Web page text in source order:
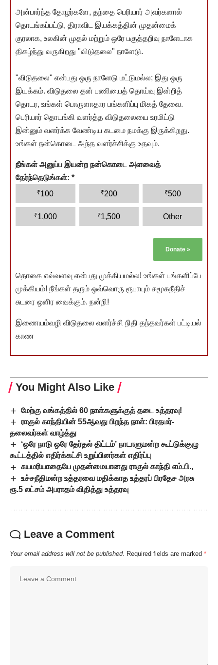
அன்பார்ந்த தோழர்களே, தந்தை பெரியார் அவர்களால்
தொடங்கப்பட்டு, திராவிட இயக்கத்தின் முதன்மைக்
குரலாக, உலகின் முதல் மற்றும் ஒரே பகுத்தறிவு நாளேடாக
திகழ்ந்து வருகிறது "விடுதலை" நாளேடு.
"விடுதலை" என்பது ஒரு நாளேடு மட்டுமல்ல; இது ஒரு
இயக்கம். விடுதலை தன் பணியைத் தொய்வு இன்றித்
தொடர, உங்கள் பொருளாதார பங்களிப்பு மிகத் தேவை.
பெரியார் தொடங்கி வளர்த்த விடுதலையை உரமிட்டு
இன்னும் வளர்க்க வேண்டிய கடமை நமக்கு இருக்கிறது.
உங்கள் நன்கொடை அந்த வளர்ச்சிக்கு உதவும்.
நீங்கள் அனுப்ப இயன்ற நன்கொடை அளவைத்
தேர்ந்தெடுங்கள்: *
₹100 ₹200 ₹500
₹1,000 ₹1,500 Other
Donate »
தொகை எவ்வளவு என்பது முக்கியமல்ல! உங்கள் பங்களிப்பே
முக்கியம்! நீங்கள் தரும் ஒவ்வொரு ரூபாயும் சமூகநீதிச்
சுடரை ஒளிர வைக்கும். நன்றி!
இணையம்வழி விடுதலை வளர்ச்சி நிதி தந்தவர்கள் பட்டியல்
காண
You Might Also Like
மேற்கு வங்கத்தில் 60 நாள்களுக்குத் தடை உத்தரவு!
ராகுல் காந்தியின் 55ஆவது பிறந்த நாள்: பிரதமர்-
தலைவர்கள் வாழ்த்து
‘ஒரே நாடு ஒரே தேர்தல் திட்டம்’ நாடாளுமன்ற கூட்டுக்குழு
கூட்டத்தில் எதிர்க்கட்சி உறுப்பினர்கள் எதிர்ப்பு
சுயமரியாதையே முதன்மையானது ராகுல் காந்தி எம்.பி.,
உச்சநீதிமன்ற உத்தரவை மதிக்காத உத்தரப் பிரதேச அரசு
ரூ.5 லட்சம் அபராதம் விதித்து உத்தரவு
Leave a Comment
Your email address will not be published. Required fields are marked *